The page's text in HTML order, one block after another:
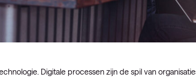
Digitale processen zijn de spil van